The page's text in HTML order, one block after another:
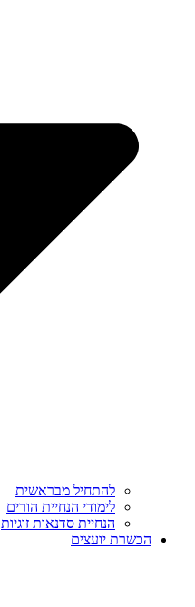
להתחיל מבראשית
לימודי הנחיית הורים
הנחיית סדנאות זוגיות
הכשרת יועצים